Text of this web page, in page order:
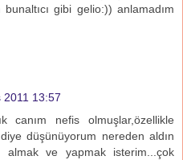
gibi gelio:)) anlamadım
2011 13:57
canım nefis olmuşlar,özellikle
düşünüyorum nereden aldın
almak ve yapmak isterim...çok